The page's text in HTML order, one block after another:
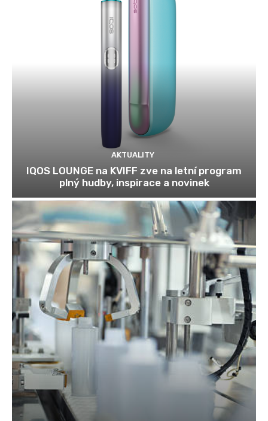
AKTUALITY
IQOS LOUNGE na KVIFF zve na letní program
plný hudby, inspirace a novinek